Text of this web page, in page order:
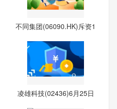
不同集团(06090.HK)斥资1
凌雄科技(02436)6月25日